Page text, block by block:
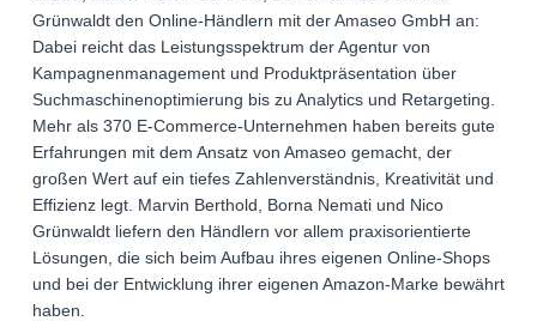
Grünwaldt den Online-Händlern mit der Amaseo GmbH an:
Dabei reicht das Leistungsspektrum der Agentur von
Kampagnenmanagement und Produktpräsentation über
Suchmaschinenoptimierung bis zu Analytics und Retargeting.
Mehr als 370 E-Commerce-Unternehmen haben bereits gute
Erfahrungen mit dem Ansatz von Amaseo gemacht, der
großen Wert auf ein tiefes Zahlenverständnis, Kreativität und
Effizienz legt. Marvin Berthold, Borna Nemati und Nico
Grünwaldt liefern den Händlern vor allem praxisorientierte
Lösungen, die sich beim Aufbau ihres eigenen Online-Shops
und bei der Entwicklung ihrer eigenen Amazon-Marke bewährt
haben.